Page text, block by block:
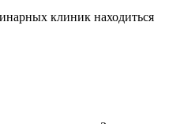
клиник находиться